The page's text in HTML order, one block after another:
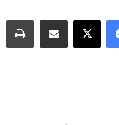
فیسبوک ایکس اشتراک گذاری با ایمیل